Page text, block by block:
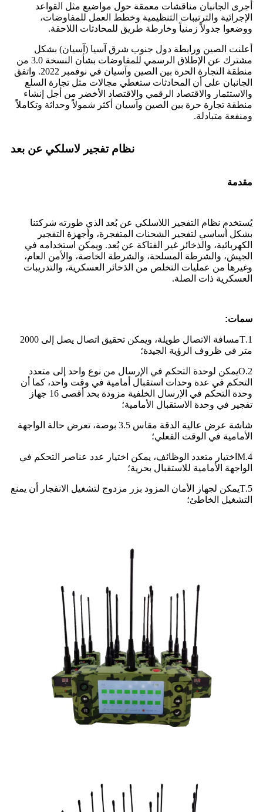
أجرى الجانبان مناقشات معمقة حول مواضيع مثل القواعد
الإجرائية والترتيبات التنظيمية وخطط العمل للمفاوضات،
ووضعوا جدولاً زمنياً وخارطة طريق للمحادثات اللاحقة.
أعلنت الصين ورابطة دول جنوب شرق آسيا (آسيان) بشكل
مشترك عن الإطلاق الرسمي للمفاوضات بشأن النسخة 3.0 من
منطقة التجارة الحرة بين الصين وآسيان في نوفمبر 2022. واتفق
الجانبان على أن المحادثات ستغطي مجالات مثل تجارة السلع
والاستثمار والاقتصاد الرقمي والاقتصاد الأخضر من أجل إنشاء
منطقة تجارة حرة بين الصين وآسيان أكثر شمولاً وحداثة وتكاملاً
ومنفعة متبادلة.
نظام تفجير لاسلكي عن بعد
مقدمة
يُستخدم نظام التفجير اللاسلكي عن بُعد الذي طورته شركتنا
بشكل أساسي لتفجير الشحنات المتفجرة، وأجهزة التفجير
الكهربائية، والذخائر غير الفتاكة عن بُعد. ويمكن استخدامه في
الجيش، والشرطة المسلحة، والشرطة الخاصة، والأمن العام،
وغيرها من عمليات التخلص من الذخائر العسكرية، والتدريبات
العسكرية ذات الصلة.
سمات:
1.
T
مسافة الاتصال طويلة، ويمكن تحقيق اتصال يصل إلى 2000
متر في ظروف الرؤية الجيدة؛
2.
Oيمكن لوحدة التحكم في الإرسال من نوع واحد إلى متعدد
التحكم في عدة وحدات استقبال أمامية في وقت واحد، كما أن
وحدة التحكم في الإرسال الخلفية مزودة بحد أقصى 16 جهاز
تفجير في وحدة الاستقبال الأمامية؛
شاشة عرض عالية الدقة مقاس 3.5 بوصة، تعرض حالة الواجهة
الأمامية في الوقت الفعلي؛
4.
M اختيار متعدد الوظائف، يمكن اختيار عدد عناصر التحكم في
الواجهة الأمامية للاستقبال بحرية؛
5.
Tيمكن لجهاز الأمان المزود بزر مزدوج لتشغيل الانفجار أن يمنع
التشغيل الخاطئ؛